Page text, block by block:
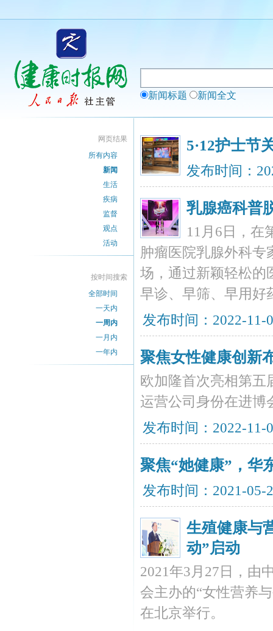
新闻标题 新闻全文
网页结果
所有内容
新闻
生活
疾病
监督
观点
活动
按时间搜索
全部时间
一天内
一周内
一月内
一年内
5·12护士节
发布时间：
乳腺癌科普
11月6日，在
肿瘤医院乳腺外科专
场，通过新颖轻松的
早诊、早筛、早用好
发布时间：2022-
聚焦女性健康创新
欧加隆首次亮相第五
运营公司身份在进博
发布时间：2022-
聚焦“她健康”，华
发布时间：2021-
生殖健康与
动”启动
2021年3月27日，由
会主办的“女性营养
在北京举行。